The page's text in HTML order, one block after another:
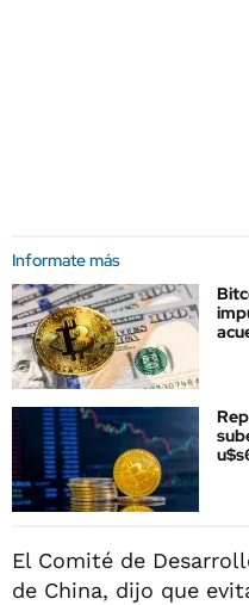
Informate más
El Comité de
de China, dijo que